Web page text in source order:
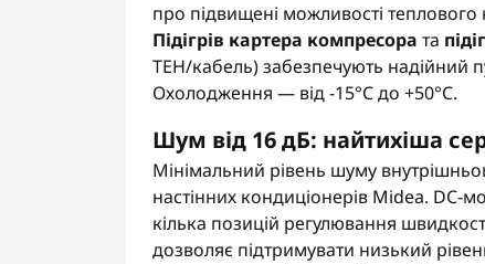
про підвищені можливості
Підігрів картера компресора та
ТЕН/кабель) забезпечують надійний
Охолодження — від -15°C до +50°C.
Шум від 16 дБ: найтихіша
Мінімальний рівень шуму
настінних кондиціонерів Midea. DC-
кілька позицій регулювання
дозволяє підтримувати низький